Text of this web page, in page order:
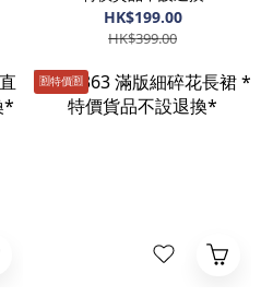
HK$199.00
HK$399.00
🈹️特價🈹️